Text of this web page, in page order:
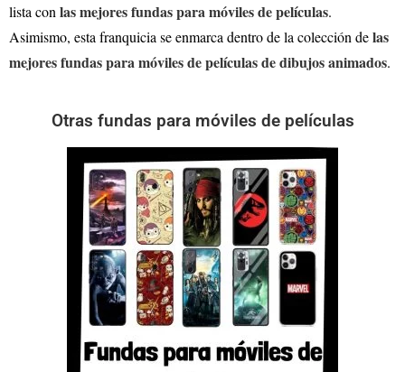
lista conlas mejores fundas para móviles de películas.
Asimismo, esta franquicia se enmarca dentro de la colección delas
mejores fundas para móviles de películas de dibujos animados.
Otras fundas para móviles de películas